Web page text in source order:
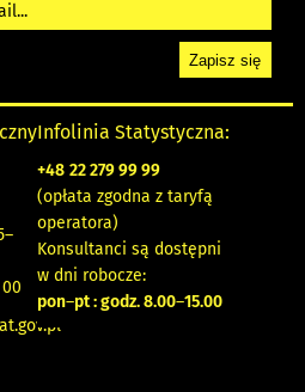
Infolinia Statystyczna:
+48 22 279 99 99
(opłata zgodna z taryfą
operatora)
Konsultanci są dostępni
w dni robocze:
pon–pt : godz. 8.00–15.00